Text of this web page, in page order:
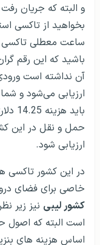
و البته که جریان
بخواهید از تاکسی
باشید که این رقم
ارزیابی می‌شود و
حمل و نقل در این
ارزیابی شود.
در این کشور تاکسی
خاصی برای فضای
کشور لیبی نیز زیر
است البته که اصول
اساس هزینه های